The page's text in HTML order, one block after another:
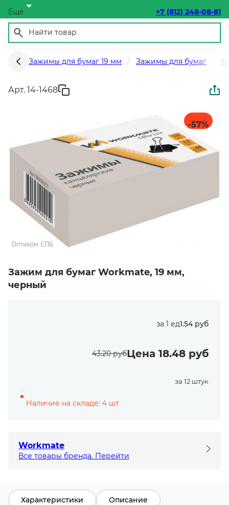
Ещё +7 (812) 248-08-81
Зажимы для бумаг 19 мм Зажимы для бумаг
Арт. 14-1468
-57%
Зажим для бумаг Workmate, 19 мм,
черный
за 1 ед1.54 руб
43.20 рубЦена 18.48 руб
за 12 штук
Наличие на складе: 4 шт
Workmate
Все товары бренда. Перейти
Характеристики Описание